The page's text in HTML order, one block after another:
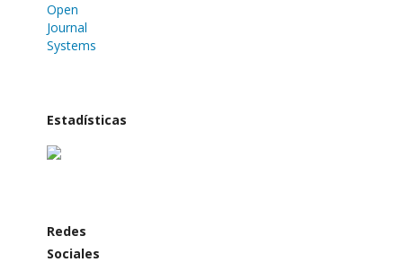
Open
Journal
Systems
Estadísticas
Redes
Sociales